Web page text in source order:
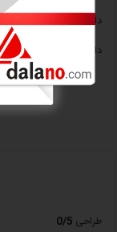
دارای قوری چینی
دارای دسته عایق در
طراحی 0/5